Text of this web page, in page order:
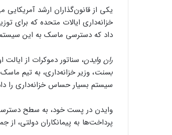
یکی از قانون‌گذاران ارشد آمریکایی
خزانه‌داری ایالات متحده که برای
داد که دسترسی ماسک به این
ران وایدن، سناتور دموکرات از
بسنت
سیستم بسیار حساس خزانه‌داری را
پرداخت‌ها به پیمانکاران دولتی،